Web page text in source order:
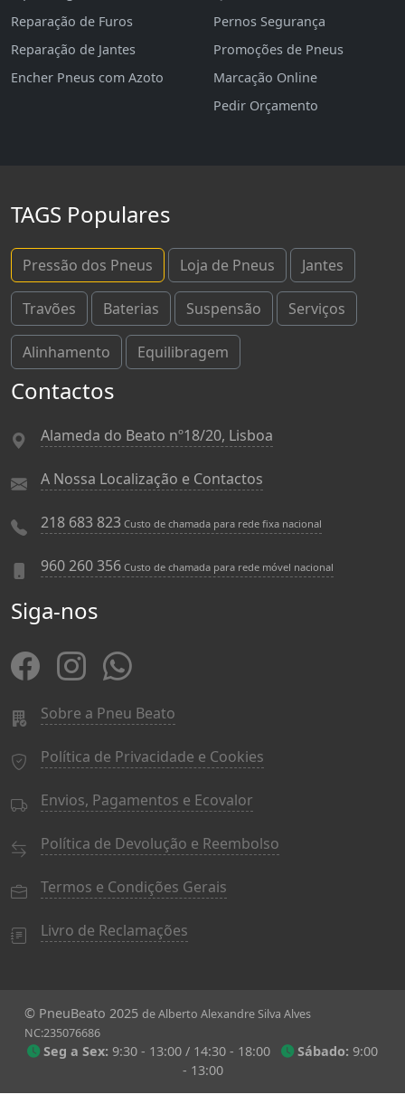
Reparação de Furos
Reparação de Jantes
Encher Pneus com Azoto
Pernos Segurança
Promoções de Pneus
Marcação Online
Pedir Orçamento
TAGS Populares
Pressão dos Pneus Loja de Pneus Jantes
Travões Baterias Suspensão Serviços
Alinhamento Equilibragem
Contactos
Alameda do Beato nº18/20, Lisboa
A Nossa Localização e Contactos
218 683 823 Custo de chamada para rede fixa nacional
960 260 356 Custo de chamada para rede móvel nacional
Siga-nos
Sobre a Pneu Beato
Política de Privacidade e Cookies
Envios, Pagamentos e Ecovalor
Política de Devolução e Reembolso
Termos e Condições Gerais
Livro de Reclamações
© PneuBeato 2025 de Alberto Alexandre Silva Alves
NC:235076686
Seg a Sex: 9:30 - 13:00 / 14:30 - 18:00 Sábado: 9:00
- 13:00